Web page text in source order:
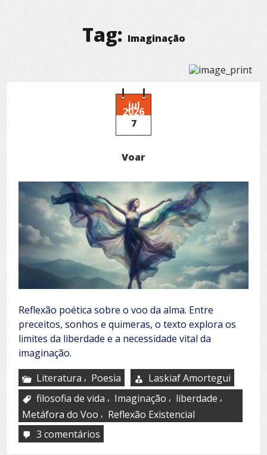
Tag: Imaginação
jul
2026
7
Voar
Reflexão poética sobre o voo da alma. Entre
preceitos, sonhos e quimeras, o texto explora os
limites da liberdade e a necessidade vital da
imaginação.
Literatura , Poesia
Laskiaf Amortegui
filosofia de vida , Imaginação , liberdade ,
Metáfora do Voo , Reflexão Existencial
3 comentários